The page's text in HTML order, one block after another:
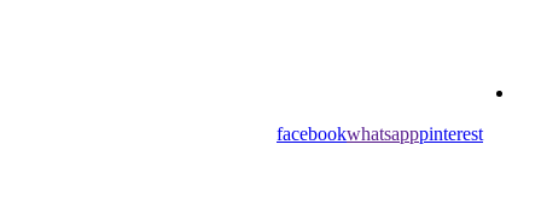
facebookwhatsapppinterest